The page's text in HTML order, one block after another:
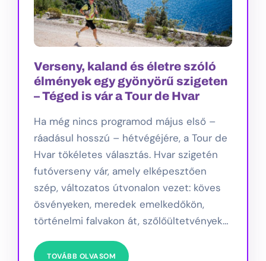
Verseny, kaland és életre szóló
élmények egy gyönyörű szigeten
– Téged is vár a Tour de Hvar
Ha még nincs programod május első –
ráadásul hosszú – hétvégéjére, a Tour de
Hvar tökéletes választás. Hvar szigetén
futóverseny vár, amely elképesztően
szép, változatos útvonalon vezet: köves
ösvényeken, meredek emelkedőkön,
történelmi falvakon át, szőlőültetvények…
TOVÁBB OLVASOM